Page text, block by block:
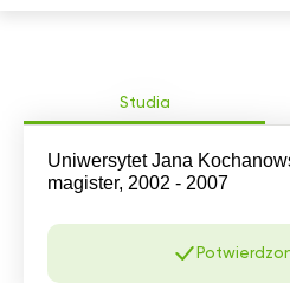
Studia
Uniwersytet Jana
magister, 2002 - 2007